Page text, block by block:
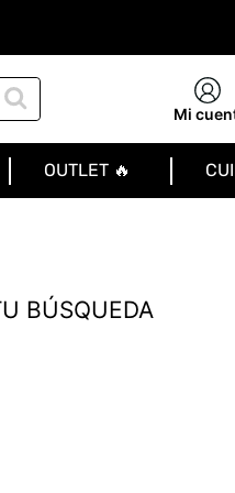
Mi
OUTLET 🔥
BÚSQUEDA